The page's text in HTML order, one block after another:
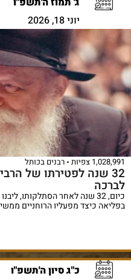
יוני 18, 2026
1,028,991 צפיות רבנים בכותל
32 שנה לפטירתו של
לברכה
כיום, 32 שנה לאחר הסתלקותו,
בפליאה כיצד מפעליו הרוחניים
כ"ג סיון ה'תשפ"ו